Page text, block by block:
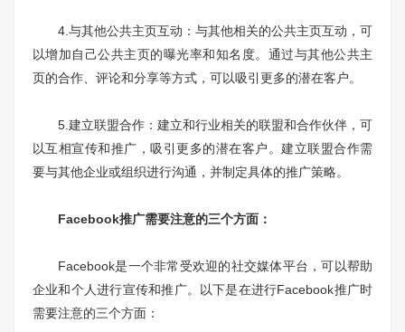
4.与其他公共主页互动：与其他相关的公共主页互动，可
以增加自己公共主页的曝光率和知名度。通过与其他公共主
页的合作、评论和分享等方式，可以吸引更多的潜在客户。
5.建立联盟合作：建立和行业相关的联盟和合作伙伴，可
以互相宣传和推广，吸引更多的潜在客户。建立联盟合作需
要与其他企业或组织进行沟通，并制定具体的推广策略。
Facebook推广需要注意的三个方面：
Facebook是一个非常受欢迎的社交媒体平台，可以帮助
企业和个人进行宣传和推广。以下是在进行Facebook推广时
需要注意的三个方面：